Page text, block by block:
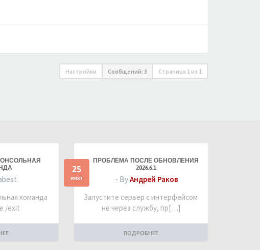
Настройки Сообщений: 3 Страница 1 из 1
команда
/exit
25
июл
ПРОБЛЕМА ПОСЛЕ ОБНОВЛЕНИЯ
2026.6.1
- ByАндрей Раков
Запустите сервер с интерфейсом
не через службу, пр[…]
ПОДРОБНЕЕ